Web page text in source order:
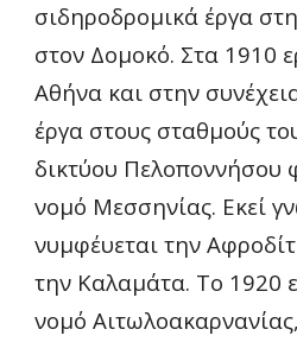
σιδηροδρομικά έργα
στον Δομοκό. Στα 1910
Αθήνα και στην
έργα στους σταθμούς
δικτύου Πελοποννήσου
νομό Μεσσηνίας. Εκεί
νυμφέυεται την
την Καλαμάτα. Το 1920
νομό